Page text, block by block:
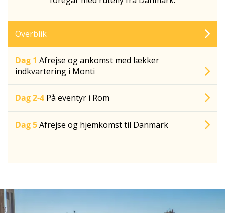
Overblik
Dag 1 Afrejse og ankomst med lækker
indkvartering i Monti
Dag 2-4 På eventyr i Rom
Dag 5Afrejse og hjemkomst til Danmark